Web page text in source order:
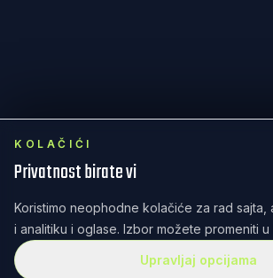
KOLAČIĆI
Privatnost birate vi
Koristimo neophodne kolačiće za rad sajta,
i analitiku i oglase. Izbor možete promeniti
Upravljaj opcijama